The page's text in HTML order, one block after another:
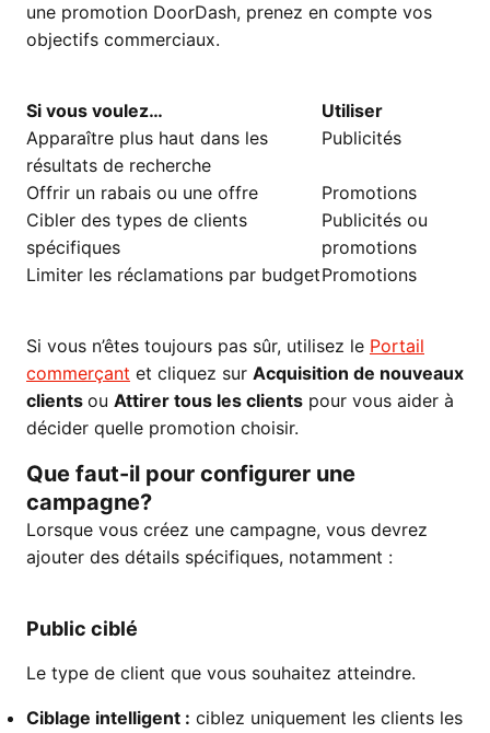
une promotion DoorDash, prenez en compte vos
objectifs commerciaux.
Si vous voulez…
Utiliser
Apparaître plus haut dans les
résultats de recherche
Publicités
Offrir un rabais ou une offre
Promotions
Cibler des types de clients
spécifiques
Publicités ou
promotions
Limiter les réclamations par budgetPromotions
Si vous n’êtes toujours pas sûr, utilisez le Portail
commerçant et cliquez sur Acquisition de nouveaux
clients ou Attirer tous les clients pour vous aider à
décider quelle promotion choisir.
Que faut-il pour configurer une
campagne?
Lorsque vous créez une campagne, vous devrez
ajouter des détails spécifiques, notamment :
Public ciblé
Le type de client que vous souhaitez atteindre.
Ciblage intelligent : ciblez uniquement les clients les